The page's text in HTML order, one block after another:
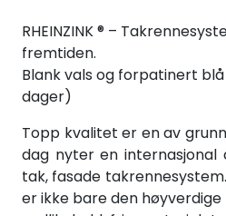
RHEINZINK ® –
fremtiden.
Blank vals og forpatinert
dager)
Topp kvalitet er en av
dag nyter en internasjonal
tak, fasade
er ikke bare den